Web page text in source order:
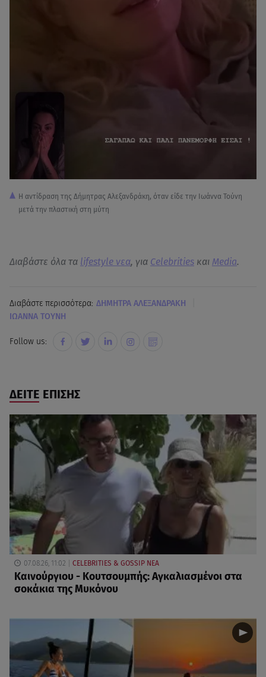
Η αντίδραση της Δήμητρας Αλεξανδράκη, όταν είδε την Ιωάννα Τούνη
μετά την πλαστική στη μύτη
Διαβάστε όλα τα lifestyle νεα, για Celebrities και Media.
Διαβάστε περισσότερα: ΔΗΜΗΤΡΑ ΑΛΕΞΑΝΔΡΑΚΗ
ΙΩΑΝΝΑ ΤΟΥΝΗ
Follow us:
ΔΕΙΤΕ ΕΠΙΣΗΣ
07.08.26, 11:02 CELEBRITIES & GOSSIP ΝΕΑ
Καινούργιου - Κουτσουμπής: Αγκαλιασμένοι στα
σοκάκια της Μυκόνου